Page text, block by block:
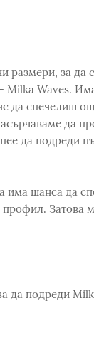
размери, за да
Waves.
да спечелиш
да
да подреди
има шанса да
Затова
да подреди